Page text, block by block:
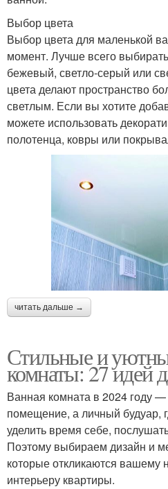
Выбор цвета
Выбор цвета для маленькой
момент. Лучше всего
бежевый, светло-серый или
цвета делают пространство
светлым. Если вы хотите
можете использовать
полотенца, ковры или
читать дальше →
Стильные и
комнаты: 27 идей
Ванная комната в 2024 году —
помещение, а личный будуар,
уделить время себе,
Поэтому выбираем дизайн и
которые откликаются
интерьеру квартиры.